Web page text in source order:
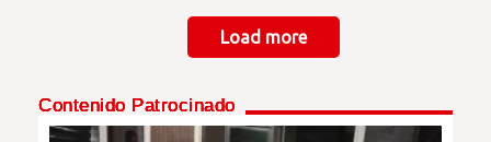
Load more
Contenido Patrocinado